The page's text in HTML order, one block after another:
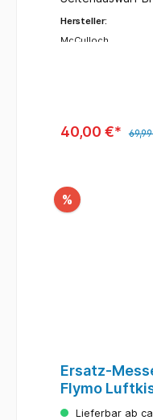
Hersteller:
McCulloch
40,00 €*
%
Ersatz-
Flymo
350Lieferbar ab